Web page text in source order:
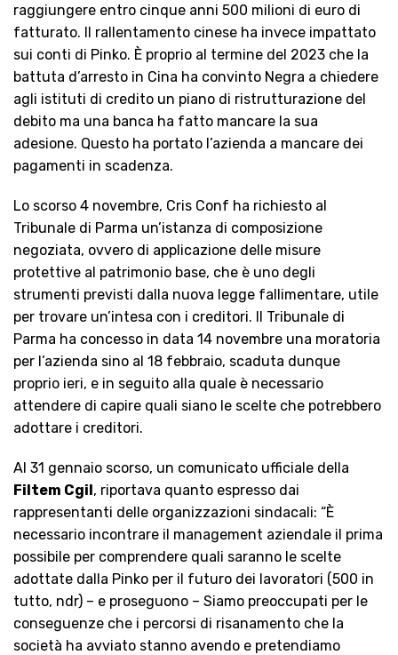
raggiungere entro cinque anni 500 milioni di euro di
fatturato. Il rallentamento cinese ha invece impattato
sui conti di Pinko. È proprio al termine del 2023 che la
battuta d’arresto in Cina ha convinto Negra a chiedere
agli istituti di credito un piano di ristrutturazione del
debito ma una banca ha fatto mancare la sua
adesione. Questo ha portato l’azienda a mancare dei
pagamenti in scadenza.
Lo scorso 4 novembre, Cris Conf ha richiesto al
Tribunale di Parma un’istanza di composizione
negoziata, ovvero di applicazione delle misure
protettive al patrimonio base, che è uno degli
strumenti previsti dalla nuova legge fallimentare, utile
per trovare un’intesa con i creditori. Il Tribunale di
Parma ha concesso in data 14 novembre una moratoria
per l’azienda sino al 18 febbraio, scaduta dunque
proprio ieri, e in seguito alla quale è necessario
attendere di capire quali siano le scelte che potrebbero
adottare i creditori.
Al 31 gennaio scorso, un comunicato ufficiale della
Filtem Cgil, riportava quanto espresso dai
rappresentanti delle organizzazioni sindacali: “È
necessario incontrare il management aziendale il prima
possibile per comprendere quali saranno le scelte
adottate dalla Pinko per il futuro dei lavoratori (500 in
tutto, ndr) – e proseguono – Siamo preoccupati per le
conseguenze che i percorsi di risanamento che la
società ha avviato stanno avendo e pretendiamo